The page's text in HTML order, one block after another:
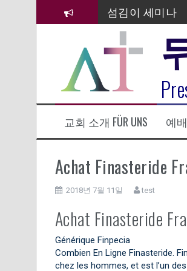
섬김이 세미나
김태희 자매 졸
2023년 어린이
라합3 나라 봉
그리스도인의
은퇴사-우선화
교회 소개 FÜR UNS 예
Achat Finasteride
2018년 7월 11일 test
Achat Finasteride
Générique Finpecia
Combien En Ligne Finasteride.
chez les hommes, et est l’un